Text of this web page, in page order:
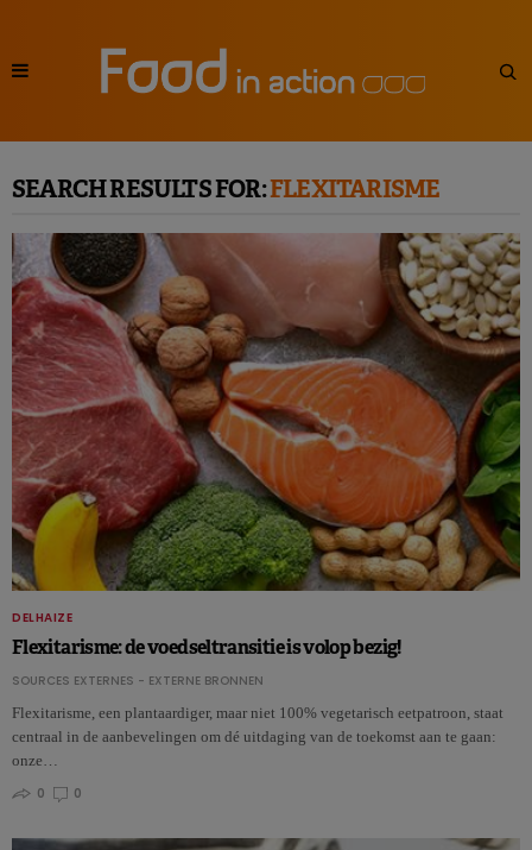
SEARCH RESULTS FOR:FLEXITARISME
DELHAIZE
Flexitarisme: de voedseltransitie is volop bezig!
SOURCES EXTERNES - EXTERNE BRONNEN
Flexitarisme, een plantaardiger, maar niet 100% vegetarisch eetpatroon, staat
centraal in de aanbevelingen om dé uitdaging van de toekomst aan te gaan:
onze…
0
0